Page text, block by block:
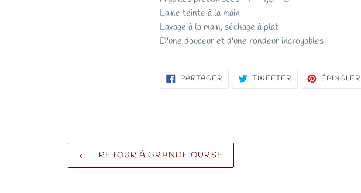
Laine teinte à la main
Lavage à la main, séchage à plat
D'une douceur et d'une rondeur incroyables
PARTAGERPARTAGER
SUR
TWEETER TWEETERÉPINGLER
RETOUR À GRANDE OURSE